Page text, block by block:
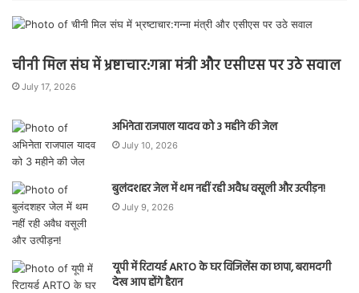
चीनी मिल संघ में भ्रष्टाचार:गन्ना मंत्री और एसीएस पर उठे सवाल
July 17, 2026
अभिनेता राजपाल यादव को 3 महीने की जेल
July 10, 2026
बुलंदशहर जेल में थम नहीं रही अवैध वसूली और उत्पीड़न!
July 9, 2026
यूपी में रिटायर्ड ARTO के घर विजिलेंस का छापा, बरामदगी
देख आप होंगे हैरान